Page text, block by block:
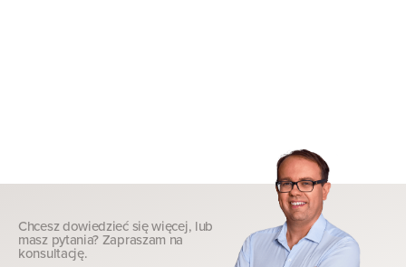
Chcesz dowiedzieć się więcej, lub
masz pytania? Zapraszam na
konsultację.